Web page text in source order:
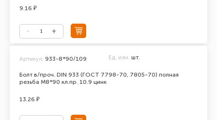
9.16 ₽
Болт в/проч. DIN 933 (ГОСТ 7798-70, 7805-70) полная
резьба М8*90 кл.пр. 10.9 цинк
Артикул: 933-8*90/109 Ед. изм. шт.
13.26 ₽